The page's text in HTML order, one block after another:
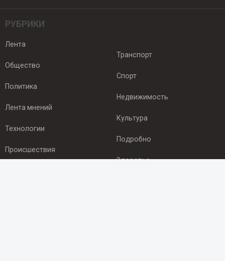
РУБРИКИ
Лента
Общество
Политика
Лента мнений
Технологии
Происшествия
Транспорт
Спорт
Недвижимость
Культура
Подробно
Здоровье